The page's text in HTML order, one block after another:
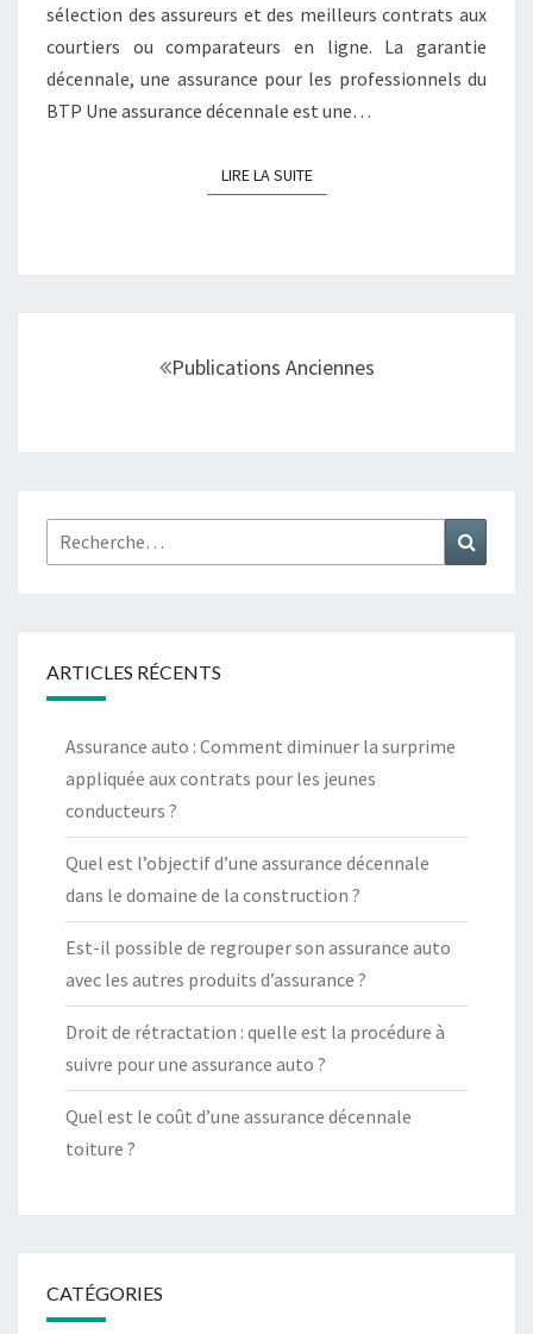
sélection des assureurs et des meilleurs contrats aux
courtiers ou comparateurs en ligne. La garantie
décennale, une assurance pour les professionnels du
BTP Une assurance décennale est une…
LIRE LA SUITELIRE LA SUITE
articles
Publications Anciennes
Rechercher :
ARTICLES RÉCENTS
Assurance auto : Comment diminuer la surprime
appliquée aux contrats pour les jeunes
conducteurs ?
Quel est l’objectif d’une assurance décennale
dans le domaine de la construction ?
Est-il possible de regrouper son assurance auto
avec les autres produits d’assurance ?
Droit de rétractation : quelle est la procédure à
suivre pour une assurance auto ?
Quel est le coût d’une assurance décennale
toiture ?
CATÉGORIES